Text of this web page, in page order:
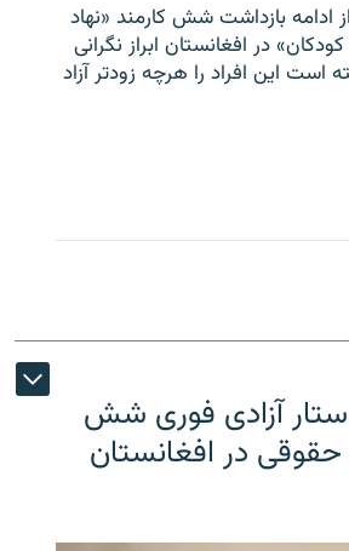
ادامه بازداشت شش کارمند «نهاد
در افغانستان ابراز نگرانی
است این افراد را هرچه زودتر آزاد
آزادی فوری شش
حقوقی در افغانستان